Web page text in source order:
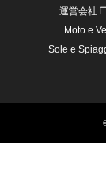
運営会社
Moto e
Sole e